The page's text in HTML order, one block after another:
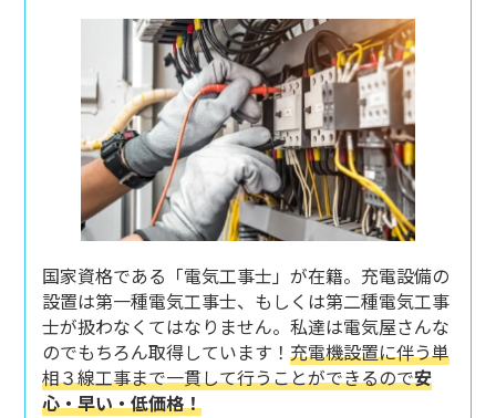
国家資格である「電気工事士」が在籍。充電設備の
設置は第一種電気工事士、もしくは第二種電気工事
士が扱わなくてはなりません。私達は電気屋さんな
のでもちろん取得しています！充電機設置に伴う単
相３線工事まで一貫して行うことができるので安
心・早い・低価格！